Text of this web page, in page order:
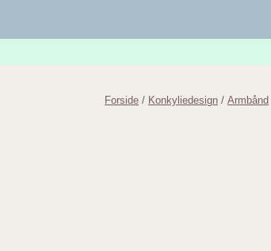
indhold
Forside / Konkyliedesign / Armbånd